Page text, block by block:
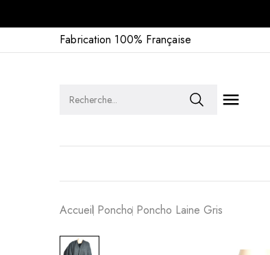
Fabrication 100% Française

Accueil Poncho Poncho Laine Gris